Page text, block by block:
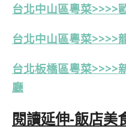
台北中山區粵菜>>>>
台北中山區粵菜>>>>
台北板橋區粵菜>>>>
廳
閱讀延伸-飯店美